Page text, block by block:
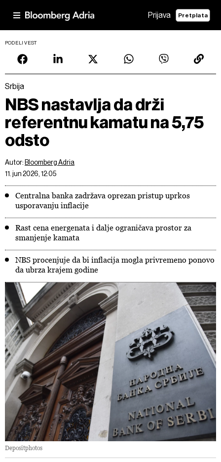
Prijava Pretplata
PODELI VEST
Srbija
NBS nastavlja da drži
referentnu kamatu na 5,75
odsto
Autor: Bloomberg Adria
11. jun 2026, 12:05
Centralna banka zadržava oprezan pristup uprkos
usporavanju inflacije
Rast cena energenata i dalje ograničava prostor za
smanjenje kamata
NBS procenjuje da bi inflacija mogla privremeno ponovo
da ubrza krajem godine
Depositphotos